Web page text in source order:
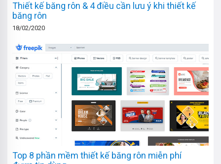
Thiết kế băng rôn & 4 điều cần lưu ý khi thiết kế
băng rôn
18/02/2020
Top 8 phần mềm thiết kế băng rôn miễn phí